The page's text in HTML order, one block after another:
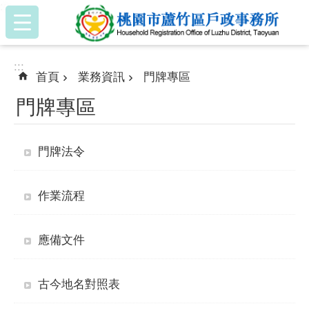
跳到主要內容區塊
:::
:::
首頁 業務資訊 門牌專區
門牌專區
門牌法令
作業流程
應備文件
古今地名對照表